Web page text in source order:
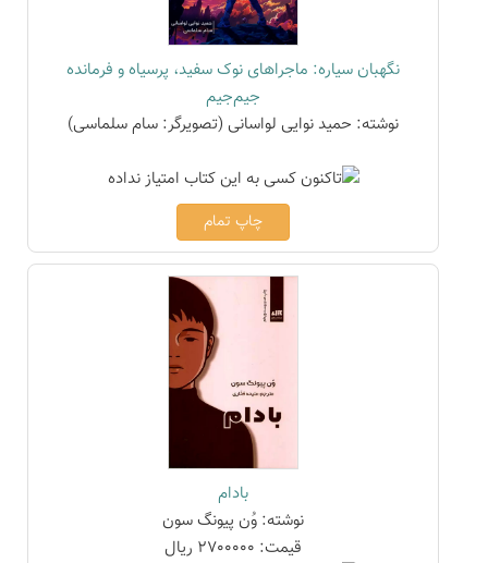
نگهبان سیاره: ماجراهای نوک سفید، پرسیاه و فرمانده
جیم‌جیم
نوشته: حمید نوایی لواسانی (تصویرگر: سام سلماسی)
چاپ تمام
بادام
نوشته: وُن پیونگ سون
قیمت: 2700000 ریال